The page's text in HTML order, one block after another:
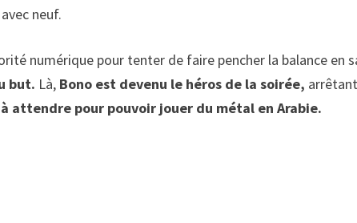
neuf.
numérique pour tenter de faire pencher la balance en
but. Là, Bono est devenu le héros de la soirée,
attendre pour pouvoir jouer du métal en Arabie.